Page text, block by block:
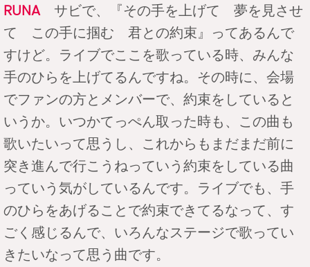
RUNAサビで、『その手を上げて 夢を見させ
て この手に掴む 君との約束』ってあるんで
すけど。ライブでここを歌っている時、みんな
手のひらを上げてるんですね。その時に、会場
でファンの方とメンバーで、約束をしていると
いうか。いつかてっぺん取った時も、この曲も
歌いたいって思うし、これからもまだまだ前に
突き進んで行こうねっていう約束をしている曲
っていう気がしているんです。ライブでも、手
のひらをあげることで約束できてるなって、す
ごく感じるんで、いろんなステージで歌ってい
きたいなって思う曲です。